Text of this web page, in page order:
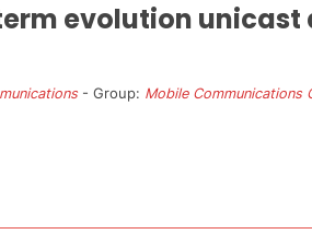
evolution
- Group: Mobile Communications